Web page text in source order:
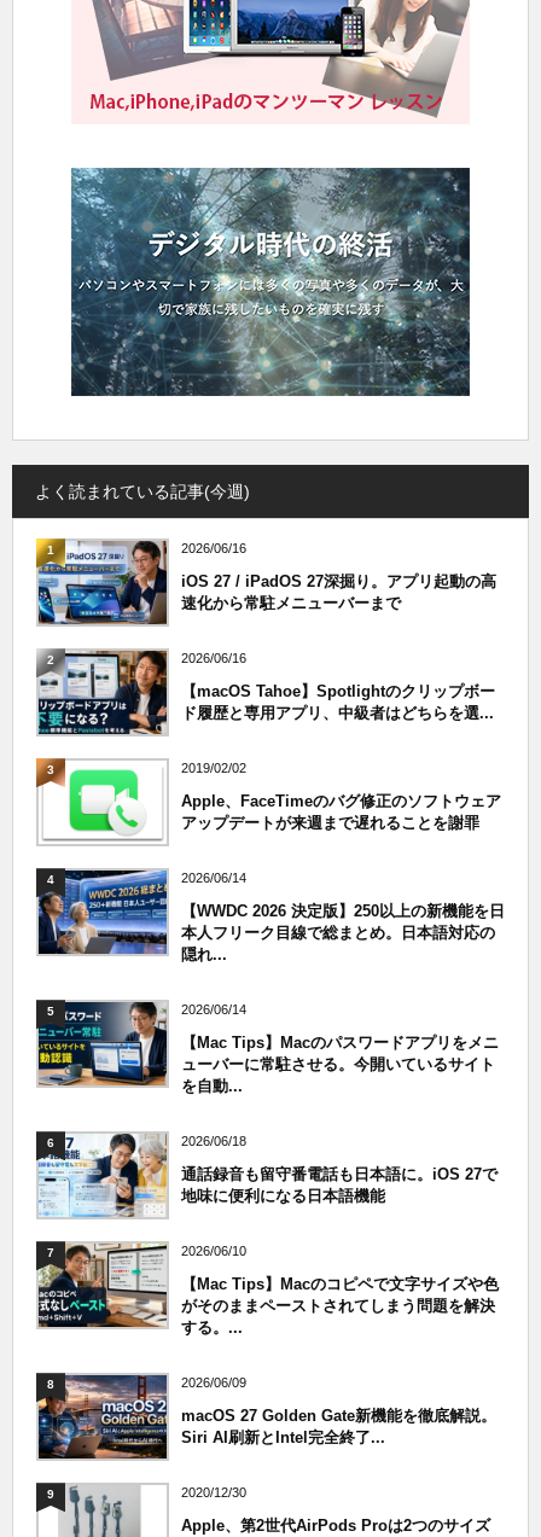
よく読まれている記事(今週)
1 2026/06/16
iOS 27 / iPadOS 27深掘り。アプリ起動の高
速化から常駐メニューバーまで
2 2026/06/16
【macOS Tahoe】Spotlightのクリップボー
ド履歴と専用アプリ、中級者はどちらを選...
3 2019/02/02
Apple、FaceTimeのバグ修正のソフトウェア
アップデートが来週まで遅れることを謝罪
4 2026/06/14
【WWDC 2026 決定版】250以上の新機能を日
本人フリーク目線で総まとめ。日本語対応の
隠れ...
5 2026/06/14
【Mac Tips】Macのパスワードアプリをメニ
ューバーに常駐させる。今開いているサイト
を自動...
6 2026/06/18
通話録音も留守番電話も日本語に。iOS 27で
地味に便利になる日本語機能
7 2026/06/10
【Mac Tips】Macのコピペで文字サイズや色
がそのままペーストされてしまう問題を解決
する。...
8 2026/06/09
macOS 27 Golden Gate新機能を徹底解説。
Siri AI刷新とIntel完全終了...
9 2020/12/30
Apple、第2世代AirPods Proは2つのサイズ